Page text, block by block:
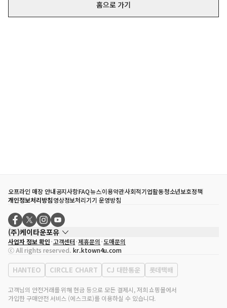
홈으로 가기
오프라인 매장 안내공지사항FAQ뉴스이용약관사회적기업활동청소년보호정책
개인정보처리방침영상정보처리기기 운영방침
(주)케이타운포유
대표자
송효민
사업자등록번호
120-87-71116
통신판매업 신고번호 제2011-서울강남-02223
대표전화
02-552-9855
사업자 정보 확인 고객센터 제휴문의 도매문의
ⓒ All rights reserved. kr.ktown4u.com
HANTEO CIRCLE CHART CJ 대한통운 롯데택배
고객님의 안전거래를 위해 현금 등으로 모든 결제시, 저희 쇼핑몰에서
가입한 구매안전 서비스 (에스크로)를 이용하실 수 있습니다.